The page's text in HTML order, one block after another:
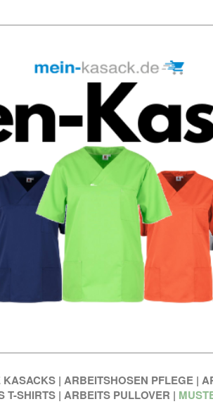
KASACKS | ARBEITSHOSEN PFLEGE |
T-SHIRTS | ARBEITS PULLOVER |